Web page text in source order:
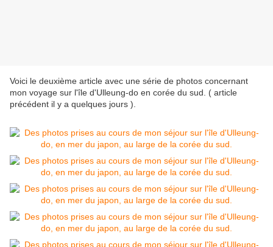
Voici le deuxième article avec une série de photos concernant
mon voyage sur l'île d'Ulleung-do en corée du sud. ( article
précédent il y a quelques jours ).